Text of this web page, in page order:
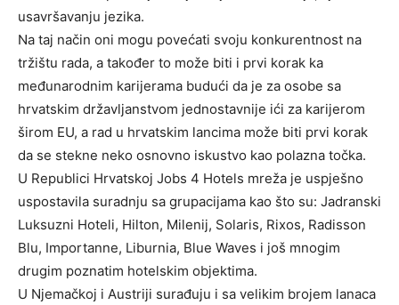
usavršavanju jezika.
Na taj način oni mogu povećati svoju konkurentnost na
tržištu rada, a također to može biti i prvi korak ka
međunarodnim karijerama budući da je za osobe sa
hrvatskim državljanstvom jednostavnije ići za karijerom
širom EU, a rad u hrvatskim lancima može biti prvi korak
da se stekne neko osnovno iskustvo kao polazna točka.
U Republici Hrvatskoj Jobs 4 Hotels mreža je uspješno
uspostavila suradnju sa grupacijama kao što su: Jadranski
Luksuzni Hoteli, Hilton, Milenij, Solaris, Rixos, Radisson
Blu, Importanne, Liburnia, Blue Waves i još mnogim
drugim poznatim hotelskim objektima.
U Njemačkoj i Austriji surađuju i sa velikim brojem lanaca